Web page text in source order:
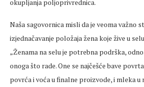
okupljanja poljoprivrednica.
Naša sagovornica misli da je veoma važno
izjednačavanje položaja žena koje žive u
„Ženama na selu je potrebna podrška,
onoga što rade. One se najčešće bave
povrća i voća u finalne proizvode, i mleka u